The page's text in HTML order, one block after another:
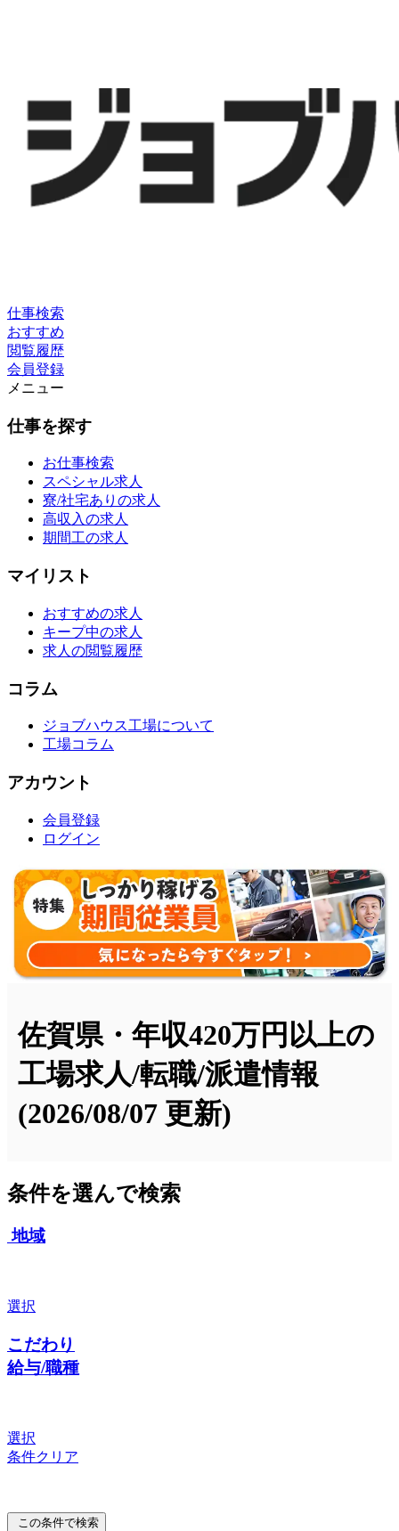
仕事検索
おすすめ
閲覧履歴
会員登録
メニュー
仕事を探す
お仕事検索
スペシャル求人
寮/社宅ありの求人
高収入の求人
期間工の求人
マイリスト
おすすめの求人
キープ中の求人
求人の閲覧履歴
コラム
ジョブハウス工場について
工場コラム
アカウント
会員登録
ログイン
佐賀県・年収420万円以上の
工場求人/転職/派遣情報
(2026/08/07 更新)
条件を選んで検索
地域
選択
こだわり
給与/職種
選択
条件クリア
この条件で検索